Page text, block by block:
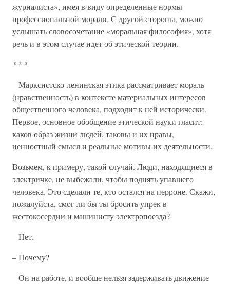
журналиста», имея в виду определенные нормы
профессиональной морали. С другой стороны, можно
услышать словосочетание «моральная философия», хотя
речь и в этом случае идет об этической теории.
* * *
– Марксистско-ленинская этика рассматривает мораль
(нравственность) в контексте материальных интересов
общественного человека, подходит к ней исторически.
Первое, основное обобщение этической науки гласит:
каков образ жизни людей, таковы и их нравы,
ценностный смысл и реальные мотивы их деятельности.
Возьмем, к примеру, такой случай. Люди, находящиеся в
электричке, не выбежали, чтобы поднять упавшего
человека. Это сделали те, кто остался на перроне. Скажи,
пожалуйста, смог ли бы ты бросить упрек в
жестокосердии и машинисту электропоезда?
– Нет.
– Почему?
– Он на работе, и вообще нельзя задерживать движение